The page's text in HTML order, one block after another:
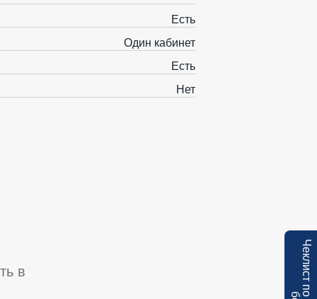
Есть
Один кабинет
Есть
Нет
в